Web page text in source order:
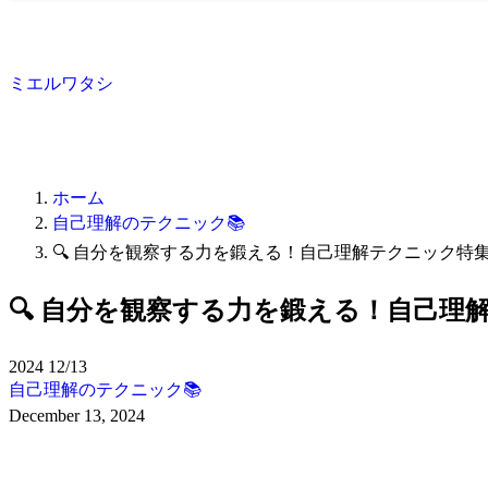
ミエルワタシ
ホーム
自己理解のテクニック📚
🔍 自分を観察する力を鍛える！自己理解テクニック特
🔍 自分を観察する力を鍛える！自己理
2024 12/13
自己理解のテクニック📚
December 13, 2024